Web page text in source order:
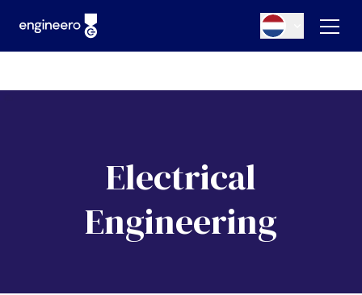
Electrical
Engineering